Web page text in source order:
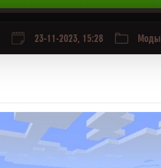
23-11-2023, 15:28 Моды